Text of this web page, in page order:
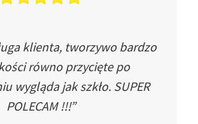
klienta, tworzywo bardzo
równo przycięte po
wygląda jak szkło. SUPER
POLECAM !!!”